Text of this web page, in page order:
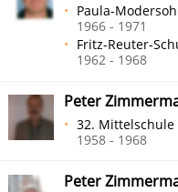
Paula-
1966 - 1971
Fritz-Reuter-
1962 - 1968
Peter
32. Mittelschule
1958 - 1968
Peter